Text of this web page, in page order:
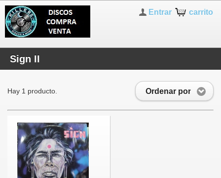
carrito
Entrar
Sign II
Ordenar por
Hay 1 producto.